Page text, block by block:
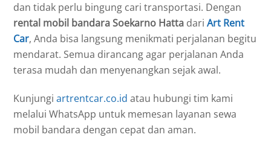
dan tidak perlu bingung cari transportasi. Dengan
rental mobil bandara Soekarno Hatta dariArt Rent
Car, Anda bisa langsung menikmati perjalanan begitu
mendarat. Semua dirancang agar perjalanan Anda
terasa mudah dan menyenangkan sejak awal.
Kunjungiartrentcar.co.id atau hubungi tim kami
melalui WhatsApp untuk memesan layanan sewa
mobil bandara dengan cepat dan aman.